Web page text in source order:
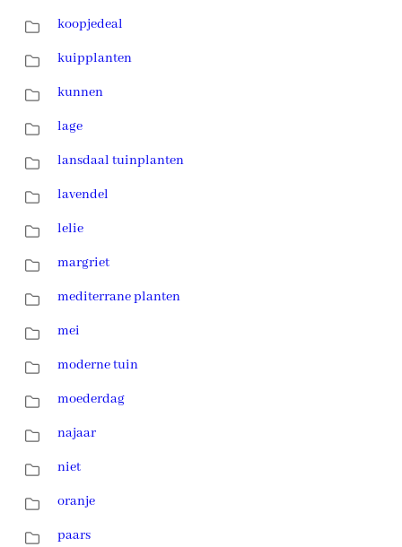
koopjedeal
kuipplanten
kunnen
lage
lansdaal tuinplanten
lavendel
lelie
margriet
mediterrane planten
mei
moderne tuin
moederdag
najaar
niet
oranje
paars